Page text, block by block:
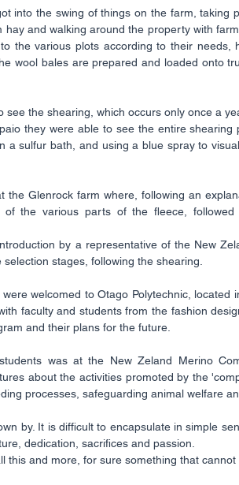
into the swing of things on the farm, taking
and walking around the property with
the various plots according to their needs,
wool bales are prepared and loaded onto
the shearing, which occurs only once a
they were able to see the entire shearing
a sulfur bath, and using a blue spray to
the Glenrock farm where, following an
the various parts of the fleece,
by a representative of the New
stages, following the shearing.
welcomed to Otago Polytechnic, located
faculty and students from the fashion
and their plans for the future.
was at the New Zeland Merino
about the activities promoted by the
processes, safeguarding animal welfare
by. It is difficult to encapsulate in simple
dedication, sacrifices and passion.
this and more, for sure something that